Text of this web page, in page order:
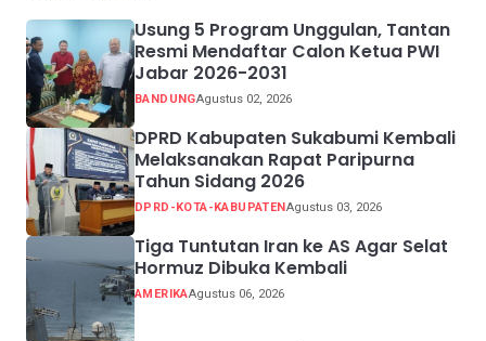
Usung 5 Program Unggulan, Tantan
Resmi Mendaftar Calon Ketua PWI
Jabar 2026-2031
BANDUNGAgustus 02, 2026
DPRD Kabupaten Sukabumi Kembali
Melaksanakan Rapat Paripurna
Tahun Sidang 2026
DPRD-KOTA-KABUPATENAgustus 03, 2026
Tiga Tuntutan Iran ke AS Agar Selat
Hormuz Dibuka Kembali
AMERIKAAgustus 06, 2026